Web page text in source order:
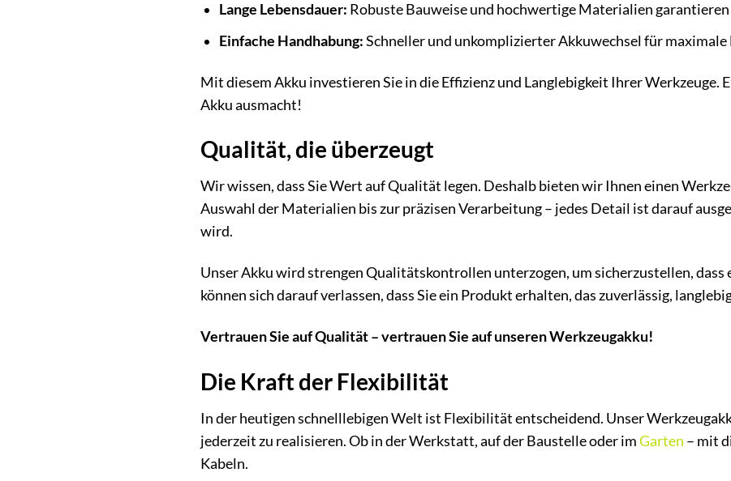
Lange Lebensdauer: Robuste Bauweise und hochwertige Materialien garantieren
Einfache Handhabung:Schneller und unkomplizierter Akkuwechsel für maximale
Mit diesem Akku investieren Sie in die Effizienz und Langlebigkeit Ihrer Werkzeuge.
Akku ausmacht!
Qualität, die überzeugt
Wir wissen, dass Sie Wert auf Qualität legen. Deshalb bieten wir Ihnen einen
Auswahl der Materialien bis zur präzisen Verarbeitung – jedes Detail ist darauf
wird.
Unser Akku wird strengen Qualitätskontrollen unterzogen, um sicherzustellen, dass
können sich darauf verlassen, dass Sie ein Produkt erhalten, das zuverlässig,
Vertrauen Sie auf Qualität – vertrauen Sie auf unseren Werkzeugakku!
Die Kraft der Flexibilität
In der heutigen schnelllebigen Welt ist Flexibilität entscheidend. Unser
jederzeit zu realisieren. Ob in der Werkstatt, auf der Baustelle oder imGarten – mit
Kabeln.